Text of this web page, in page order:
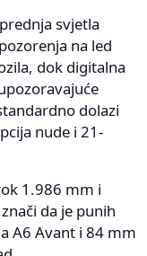
svjetla
na led
dok digitalna
dolazi
nude i 21-
1.986 mm i
da je punih
A6 Avant i 84 mm